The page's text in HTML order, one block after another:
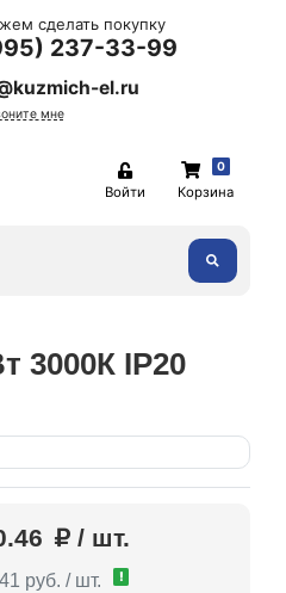
сделать покупку
237-33-99
el.ru
мне
Войти
0
Корзина
3000К IP20
/ шт.
руб. / шт. !